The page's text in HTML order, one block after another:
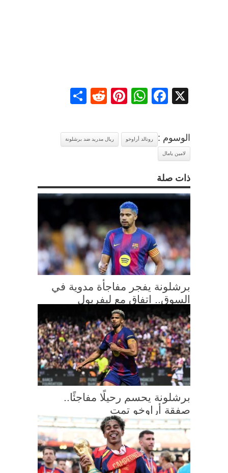
X
Facebook
WhatsApp
Pinterest
Reddit
الوسوم : رونالد أراوخو ريال مدريد ضد برشلونة
لامين يامال
ذات صلة
برشلونة يفجر مفاجأة مدوية في
السوق.. اتفاق مع ليفربول
برشلونة يحسم رحيلًا مفاجئًا..
صفقة أراوخو تمت